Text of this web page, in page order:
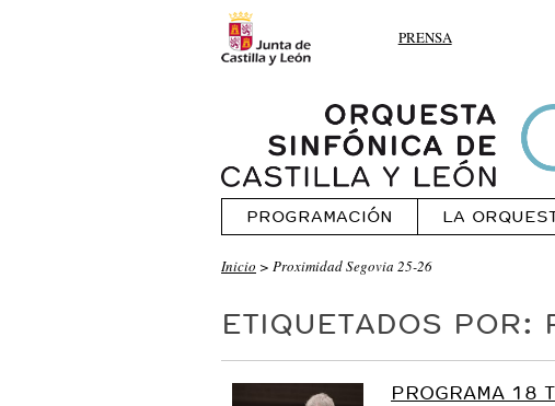
PRENSA
PROGRAMACIÓN LA
Inicio > Proximidad Segovia 25-26
ETIQUETADOS
PROGRAMA 18